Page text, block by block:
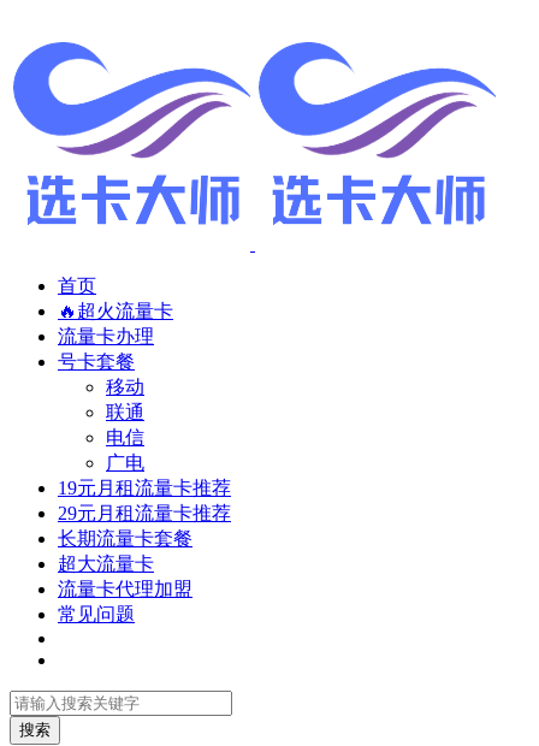
首页
🔥超火流量卡
流量卡办理
号卡套餐
移动
联通
电信
广电
19元月租流量卡推荐
29元月租流量卡推荐
长期流量卡套餐
超大流量卡
流量卡代理加盟
常见问题
搜索